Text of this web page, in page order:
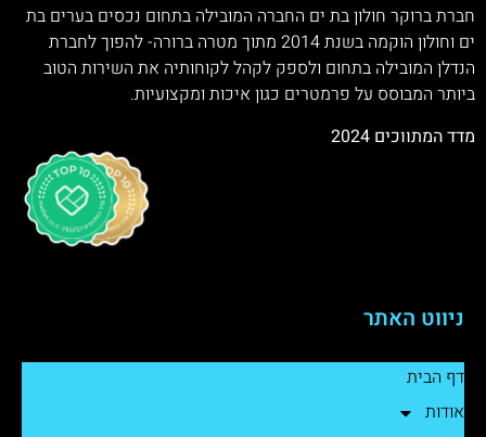
חברת ברוקר חולון בת ים החברה המובילה בתחום נכסים בערים בת
ים וחולון הוקמה בשנת 2014 מתוך מטרה ברורה- להפוך לחברת
הנדלן המובילה בתחום ולספק לקהל לקוחותיה את השירות הטוב
ביותר המבוסס על פרמטרים כגון איכות ומקצועיות.
מדד המתווכים 2024
ניווט האתר
דף הבית
אודות